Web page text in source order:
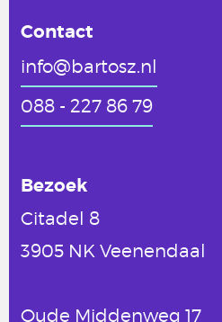
Contact
info@bartosz.nl
088 - 227 86 79
Bezoek
Citadel 8
3905 NK Veenendaal
Oude Middenweg 17